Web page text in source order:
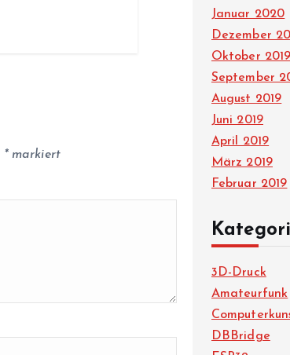
*markiert
Januar 2020
Dezember
Oktober 2019
September
August 2019
Juni 2019
April 2019
März 2019
Februar 2019
3D-Druck
Amateurfunk
DBBridge